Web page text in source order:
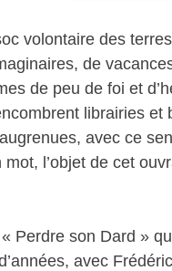
volontaire des
de
de peu de foi et
librairies et
avec ce
l’objet de cet
Perdre son Dard »
avec